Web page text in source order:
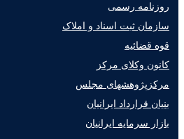
روزنامه رسمی
سازمان ثبت اسناد و املاک
قوه قضائیه
کانون وکلای مرکز
مرکزپژوهشهای مجلس
بنیان قرارداد ایرانیان
بازار سرمایه ایرانیان